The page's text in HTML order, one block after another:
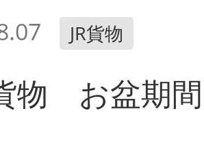
JR貨物
物 お盆期